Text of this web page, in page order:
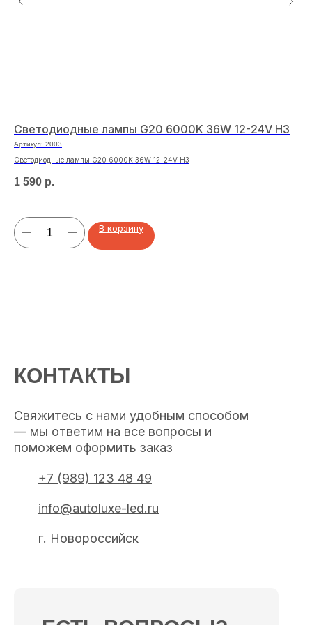
Светодиодные лампы G20 6000K 36W 12-24V H3
Артикул: 2003
Светодиодные лампы G20 6000K 36W 12-24V H3
1 590 р.
В корзину
КОНТАКТЫ
Свяжитесь с нами удобным способом
— мы ответим на все вопросы и
поможем оформить заказ
+7 (989) 123 48 49
info@autoluxe-led.ru
г. Новороссийск